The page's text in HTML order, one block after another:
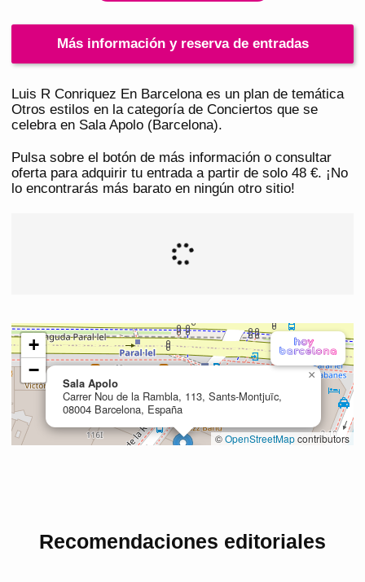
Más información y reserva de entradas
Luis R Conriquez En Barcelona es un plan de temática
Otros estilos en la categoría de Conciertos que se
celebra en Sala Apolo (Barcelona).
Pulsa sobre el botón de más información o consultar
oferta para adquirir tu entrada a partir de solo 48 €. ¡No
lo encontrarás más barato en ningún otro sitio!
Recomendaciones editoriales